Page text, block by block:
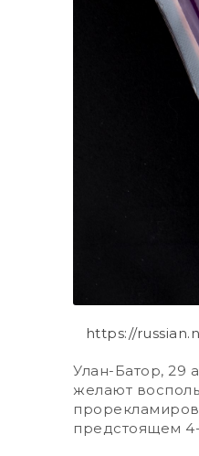
https://
Улан-Батор, 29
желают
предстоящем